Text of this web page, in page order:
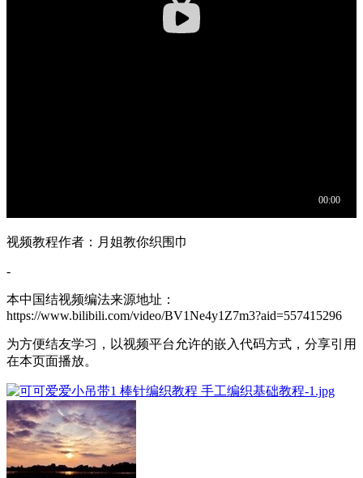
视频教程作者：月姐教你织围巾
-
本中国结视频编法来源地址：
https://www.bilibili.com/video/BV1Ne4y1Z7m3?aid=557415296
为方便结友学习，以视频平台允许的嵌入代码方式，分享引用
在本页面播放。